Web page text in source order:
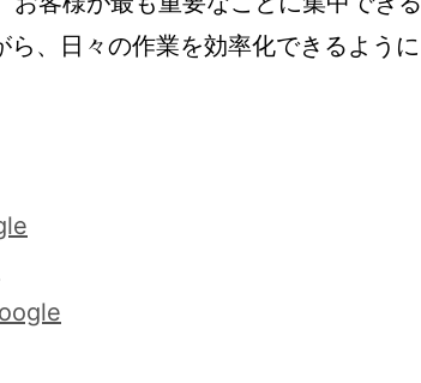
、日々の作業を効率化できるように